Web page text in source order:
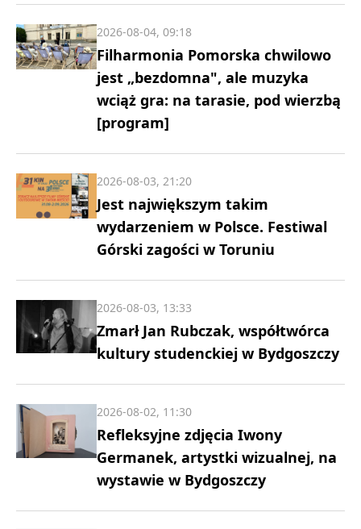
Filharmonia Pomorska chwilowo
jest „bezdomna", ale muzyka
wciąż gra: na tarasie, pod wierzbą
[program]
2026-08-04, 09:18
Jest największym takim
wydarzeniem w Polsce. Festiwal
Górski zagości w Toruniu
2026-08-03, 21:20
Zmarł Jan Rubczak, współtwórca
kultury studenckiej w Bydgoszczy
2026-08-03, 13:33
Refleksyjne zdjęcia Iwony
Germanek, artystki wizualnej, na
wystawie w Bydgoszczy
2026-08-02, 11:30